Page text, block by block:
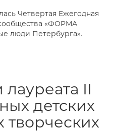
Четвертая Ежегодная
«ФОРМА
люди Петербурга».
II
детских